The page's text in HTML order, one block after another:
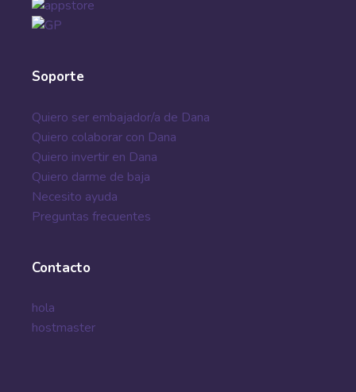
Soporte
Quiero ser embajador/a de Dana
Quiero colaborar con Dana
Quiero invertir en Dana
Quiero darme de baja
Necesito ayuda
Preguntas frecuentes
Contacto
hola
hostmaster